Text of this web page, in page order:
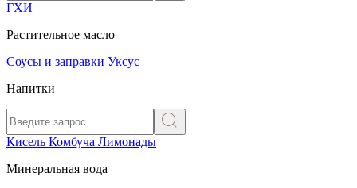
ГХИ
Растительное масло
Соусы и заправки Уксус
Напитки
Кисель Комбуча Лимонады
Минеральная вода